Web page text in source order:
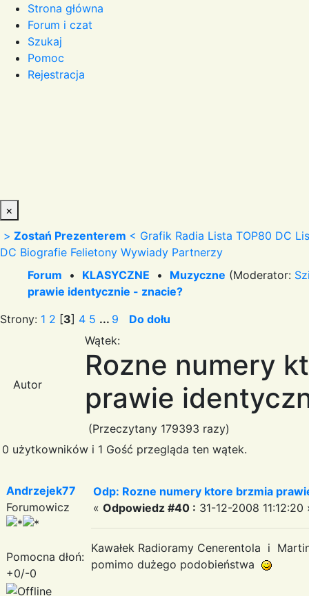
Strona główna
Forum i czat
Szukaj
Pomoc
Rejestracja
×
> Zostań Prezenterem < Grafik Radia Lista TOP80 DC
DC Biografie Felietony Wywiady Partnerzy
Forum • KLASYCZNE • Muzyczne (Moderator:
prawie identycznie - znacie?
Strony: 1 2 [3] 4 5 ... 9 Do dołu
Autor
Wątek:
Rozne numery
prawie
(Przeczytany 179393 razy)
0 użytkowników i 1 Gość przegląda ten wątek.
Andrzejek77
Forumowicz
Pomocna dłoń:
+0/-0
Odp: Rozne numery ktore brzmia
« Odpowiedz #40 : 31-12-2008 11:12:20
Kawałek Radioramy Cenerentola i
pomimo dużego podobieństwa